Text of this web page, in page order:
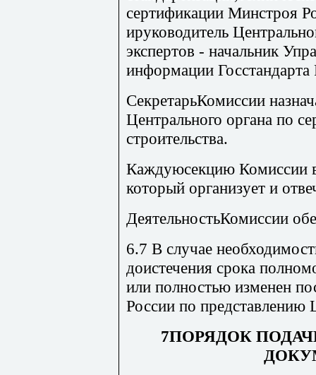
сертификации Минстроя
ируководитель
экспертов - начальник
информации
СекретарьКомиссии
Центрального органа по
строительства.
Каждуюсекцию Комиссии
который организует и
ДеятельностьКомиссии
6.7 В случае
доистечения срока
или полностью изменен
России по
7ПОРЯДОК